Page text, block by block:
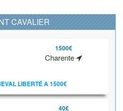
CAVALIER
1500€
Charente
LIBERTÉ A 1500€
40€